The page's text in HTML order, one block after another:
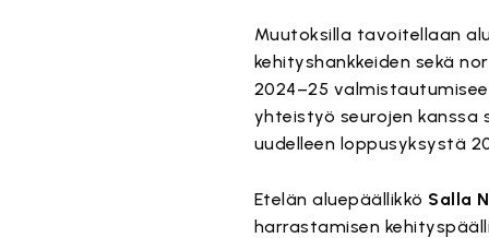
Muutoksilla tavoitellaan
kehityshankkeiden sekä
2024–25
yhteistyö seurojen kanssa
uudelleen loppusyksystä
Etelän aluepäällikkö Salla
harrastamisen